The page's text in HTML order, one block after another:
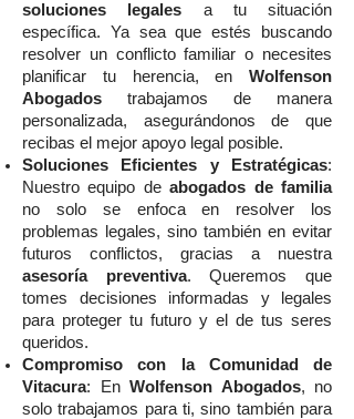
soluciones legales a tu situación
específica. Ya sea que estés buscando
resolver un conflicto familiar o necesites
planificar tu herencia, en Wolfenson
Abogados trabajamos de manera
personalizada, asegurándonos de que
recibas el mejor apoyo legal posible.
Soluciones Eficientes y Estratégicas:
Nuestro equipo deabogados de familia
no solo se enfoca en resolver los
problemas legales, sino también en evitar
futuros conflictos, gracias a nuestra
asesoría preventiva. Queremos que
tomes decisiones informadas y legales
para proteger tu futuro y el de tus seres
queridos.
Compromiso con la Comunidad de
Vitacura: En Wolfenson Abogados, no
solo trabajamos para ti, sino también para